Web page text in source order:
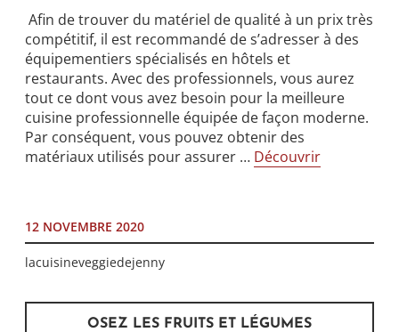
Afin de trouver du matériel de qualité à un prix très
compétitif, il est recommandé de s’adresser à des
équipementiers spécialisés en hôtels et
restaurants. Avec des professionnels, vous aurez
tout ce dont vous avez besoin pour la meilleure
cuisine professionnelle équipée de façon moderne.
Par conséquent, vous pouvez obtenir des
matériaux utilisés pour assurer … Découvrir
12 NOVEMBRE 2020
lacuisineveggiedejenny
OSEZ LES FRUITS ET LÉGUMES